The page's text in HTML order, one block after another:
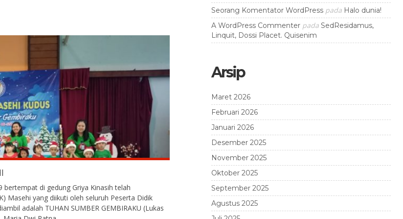
bertempat di gedung Griya Kinasih telah
Masehi yang diikuti oleh seluruh Peserta Didik
adalah TUHAN SUMBER GEMBIRAKU (Lukas
Seorang Komentator WordPresspada Halo dunia!
A WordPress Commenterpada SedResidamus,
Linquit, Dossi Placet. Quisenim
Arsip
Maret 2026
Februari 2026
Januari 2026
Desember 2025
November 2025
Oktober 2025
September 2025
Agustus 2025